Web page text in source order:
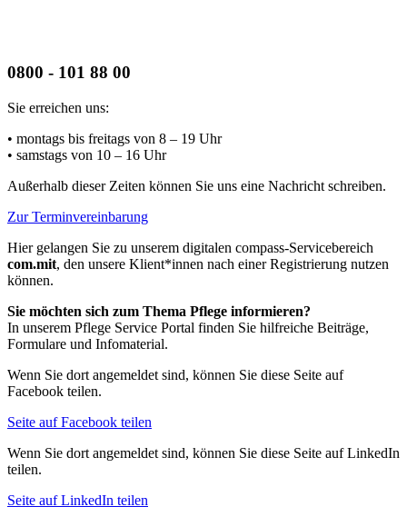
0800 - 101 88 00
Sie erreichen uns:
• montags bis freitags von 8 – 19 Uhr
• samstags von 10 – 16 Uhr
Außerhalb dieser Zeiten können Sie uns eine Nachricht schreiben.
Zur Terminvereinbarung
Hier gelangen Sie zu unserem digitalen compass-Servicebereich
com.mit, den unsere Klient*innen nach einer Registrierung nutzen
können.
Sie möchten sich zum Thema Pflege informieren?
In unserem Pflege Service Portal finden Sie hilfreiche Beiträge,
Formulare und Infomaterial.
Wenn Sie dort angemeldet sind, können Sie diese Seite auf
Facebook teilen.
Seite auf Facebook teilen
Wenn Sie dort angemeldet sind, können Sie diese Seite auf LinkedIn
teilen.
Seite auf LinkedIn teilen